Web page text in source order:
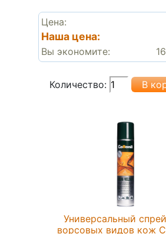
Цена:
Наша цена:
Вы экономите:
Количество:
Универсальный
ворсовых видов кож